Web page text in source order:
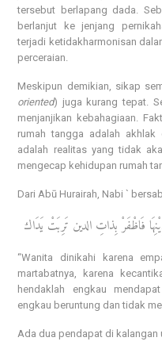
tersebut berlapang dada.
berlanjut ke jenjang
terjadi ketidakharmonisan
perceraian.
Meskipun demikian, sikap
oriented) juga kurang tepat.
menjanjikan kebahagiaan.
rumah tangga adalah akhlak
adalah realitas yang tidak
mengecap kehidupan rumah
Dari Abū Hurairah, Nabi `
فَاظْفَرْ بِذاتِ الدين تَرِبَتْ يَدَاك
“Wanita dinikahi karena
martabatnya, karena
hendaklah engkau
engkau beruntung dan tidak
Ada dua pendapat di kalangan